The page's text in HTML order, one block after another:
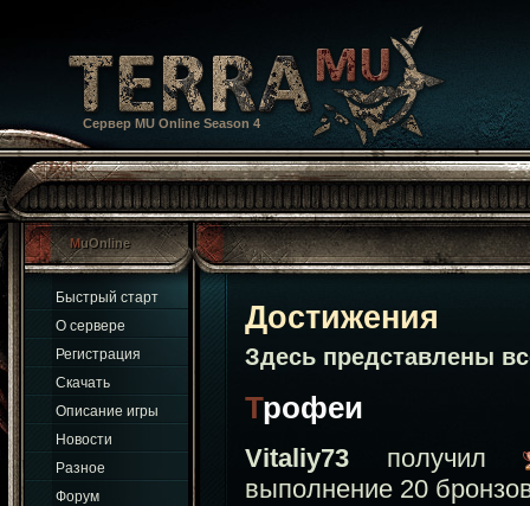
Сервер MU Online Season 4
MuOnline
Быстрый старт
О сервере
Регистрация
Скачать
Описание игры
Новости
Разное
Форум
Достижения
Здесь представлены
Трофеи
Vitaliy73 получил
выполнение 20